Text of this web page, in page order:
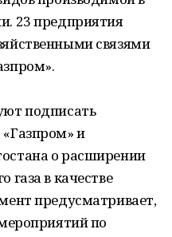
23 предприятия
связями
подписать
и
о расширении
газа в качестве
предусматривает,
по